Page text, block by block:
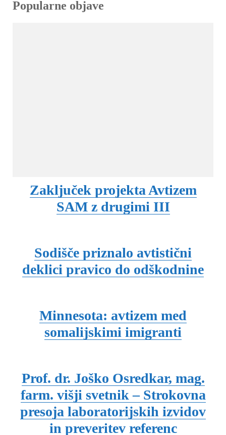
Popularne objave
Zaključek projekta Avtizem
SAM z drugimi III
Sodišče priznalo avtistični
deklici pravico do odškodnine
Minnesota: avtizem med
somalijskimi imigranti
Prof. dr. Joško Osredkar, mag.
farm. višji svetnik – Strokovna
presoja laboratorijskih izvidov
in preveritev referenc